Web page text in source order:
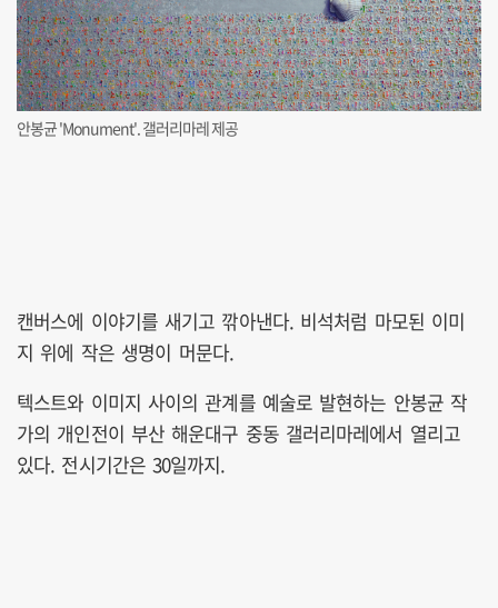
안봉균 'Monument'. 갤러리마레 제공
캔버스에 이야기를 새기고 깎아낸다. 비석처럼 마모된 이미
지 위에 작은 생명이 머문다.
텍스트와 이미지 사이의 관계를 예술로 발현하는 안봉균 작
가의 개인전이 부산 해운대구 중동 갤러리마레에서 열리고
있다. 전시기간은 30일까지.